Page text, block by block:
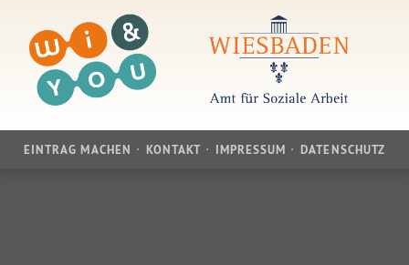
EINTRAG MACHEN KONTAKT IMPRESSUM DATENSCHUTZ